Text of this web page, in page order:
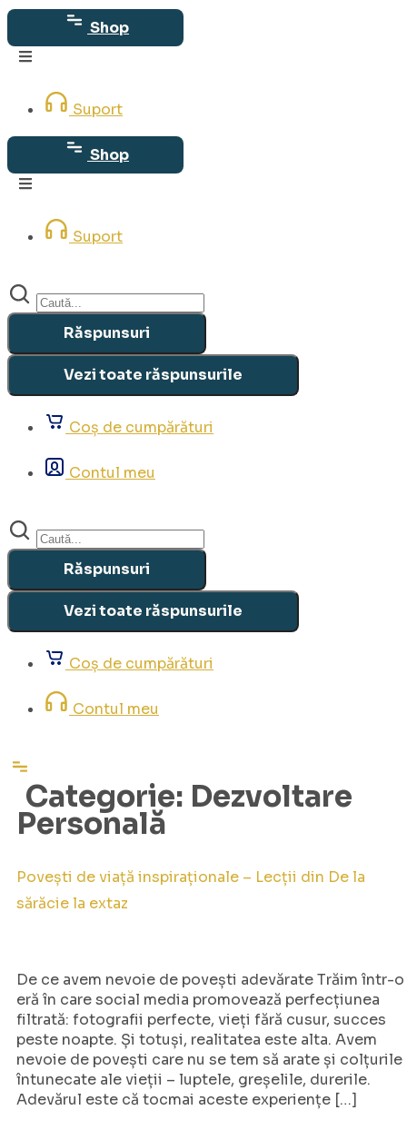
Sari
la
conținut
Shop
Suport
Shop
Suport
Search
...
Răspunsuri
Vezi toate răspunsurile
Coș de cumpărături
Contul meu
Search
...
Răspunsuri
Vezi toate răspunsurile
Coș de cumpărături
Contul meu
Categorie: Dezvoltare
Personală
Povești de viață inspiraționale – Lecții din De la
sărăcie la extaz
De ce avem nevoie de povești adevărate Trăim într-o
eră în care social media promovează perfecțiunea
filtrată: fotografii perfecte, vieți fără cusur, succes
peste noapte. Și totuși, realitatea este alta. Avem
nevoie de povești care nu se tem să arate și colțurile
întunecate ale vieții – luptele, greșelile, durerile.
Adevărul este că tocmai aceste experiențe […]